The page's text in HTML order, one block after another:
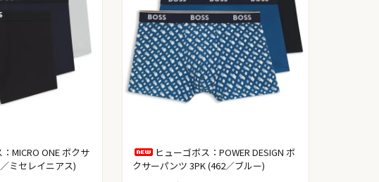
MICRO ONE ボクサ
ミセレイニアス)
ヒューゴボス：POWER DESIGN ボ
クサーパンツ 3PK (462／ブルー)